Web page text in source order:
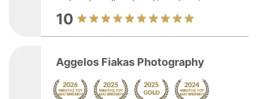
10
Aggelos Fiakas Photography